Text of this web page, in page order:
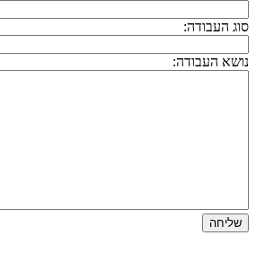
סוג העבודה:
נושא העבודה: